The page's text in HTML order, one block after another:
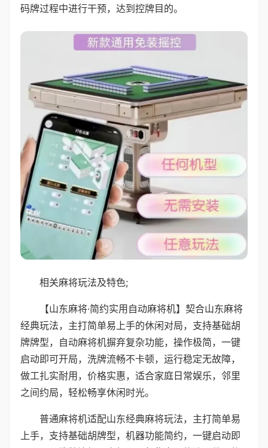
码牌过程中进行干预，达到控牌目的。
相关麻将玩法及特色;
【山东麻将·简约实用自动麻将机】契合山东麻将
经典玩法，主打简单易上手的休闲对局，支持基础胡
牌牌型，自动麻将机摒弃复杂功能，操作极简，一键
启动即可开局，洗牌流畅不卡顿，运行稳定无故障，
做工扎实耐用，价格实惠，适合家庭日常娱乐，邻里
之间约局，轻松畅享休闲时光。
普通麻将机适配山东经典麻将玩法，主打简单易
上手，支持基础胡牌型，机器功能简约，一键启动即